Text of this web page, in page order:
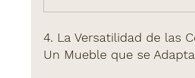
4. La Versatilidad de las
Un Mueble que se